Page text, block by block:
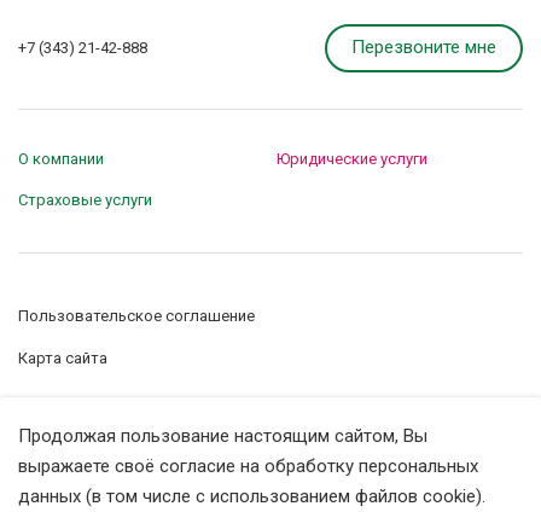
+7 (343) 21-42-888 Перезвоните мне
О компании Юридические услуги
Страховые услуги
Карта сайта
Пользовательское соглашение
Политика конфиденциальности
Продолжая пользование настоящим сайтом, Вы
выражаете своё согласие на обработку персональных
данных (в том числе с использованием файлов cookie).